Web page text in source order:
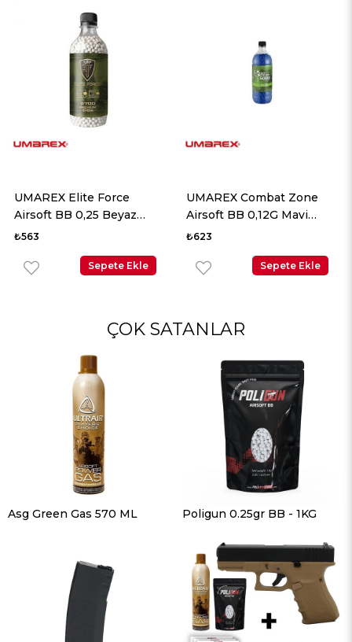
UMAREX Elite Force
Airsoft BB 0,25 Beyaz
2700 Adet
₺563
Sepete Ekle
UMAREX Combat Zone
Airsoft BB 0,12G Mavi
5000 Adet
₺623
Sepete Ekle
ÇOK SATANLAR
Asg Green Gas 570 ML Poligun 0.25gr BB - 1KG